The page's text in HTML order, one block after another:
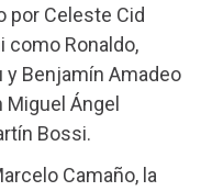
por Celeste Cid
como Ronaldo,
y Benjamín Amadeo
Ángel
Bossi.
Camaño, la